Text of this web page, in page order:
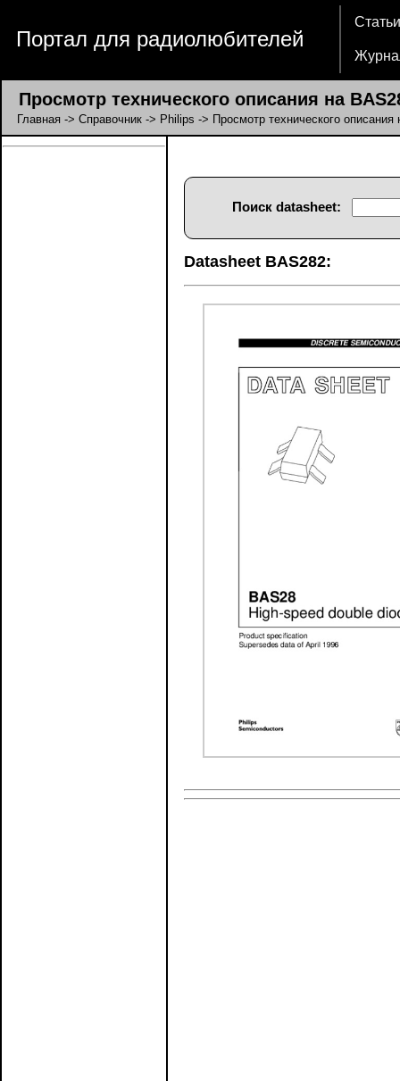
Портал для радиолюбителей
Статьи
Просмотр технического описания на
Главная -> Справочник -> Philips -> Просмотр технического описания
Поиск datasheet:
Datasheet BAS282: